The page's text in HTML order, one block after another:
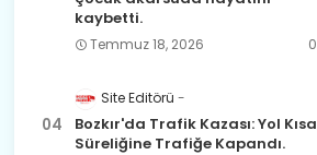
kaybetti.
Temmuz 18, 2026 0
Site Editörü
Bozkır'da Trafik Kazası: Yol Kısa
Süreliğine Trafiğe Kapandı.